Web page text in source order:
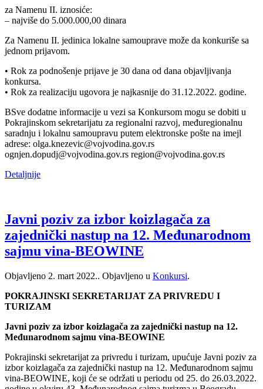
za Namenu II. iznosiće:
– najviše do 5.000.000,00 dinara
Za Namenu II. jedinica lokalne samouprave može da konkuriše sa
jednom prijavom.
• Rok za podnošenje prijave je 30 dana od dana objavljivanja
konkursa.
• Rok za realizaciju ugovora je najkasnije do 31.12.2022. godine.
BSve dodatne informacije u vezi sa Konkursom mogu se dobiti u
Pokrajinskom sekretarijatu za regionalni razvoj, međuregionalnu
saradnju i lokalnu samoupravu putem elektronske pošte na imejl
adrese: olga.knezevic@vojvodina.gov.rs
ognjen.dopudj@vojvodina.gov.rs region@vojvodina.gov.rs
Detaljnije
Javni poziv za izbor koizlagača za
zajednički nastup na 12. Međunarodnom
sajmu vina-BEOWINE
Objavljeno 2. mart 2022.. Objavljeno u Konkursi.
POKRAJINSKI SEKRETARIJAT ZA PRIVREDU I
TURIZAM
Javni poziv za izbor koizlagača za zajednički nastup na 12.
Međunarodnom sajmu vina-BEOWINE
Pokrajinski sekretarijat za privredu i turizam, upućuje Javni poziv za
izbor koizlagača za zajednički nastup na 12. Međunarodnom sajmu
vina-BEOWINE, koji će se održati u periodu od 25. do 26.03.2022.